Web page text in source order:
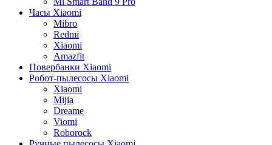
Часы Xiaomi
Mibro
Redmi
Xiaomi
Amazfit
Повербанки Xiaomi
Робот-пылесосы Xiaomi
Xiaomi
Mijia
Dreame
Viomi
Roborock